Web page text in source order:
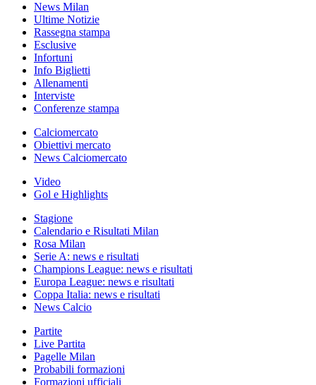
News Milan
Ultime Notizie
Rassegna stampa
Esclusive
Infortuni
Info Biglietti
Allenamenti
Interviste
Conferenze stampa
Calciomercato
Obiettivi mercato
News Calciomercato
Video
Gol e Highlights
Stagione
Calendario e Risultati Milan
Rosa Milan
Serie A: news e risultati
Champions League: news e risultati
Europa League: news e risultati
Coppa Italia: news e risultati
News Calcio
Partite
Live Partita
Pagelle Milan
Probabili formazioni
Formazioni ufficiali